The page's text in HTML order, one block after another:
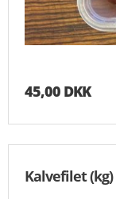
45,00 DKK
Kalvefilet (kg)